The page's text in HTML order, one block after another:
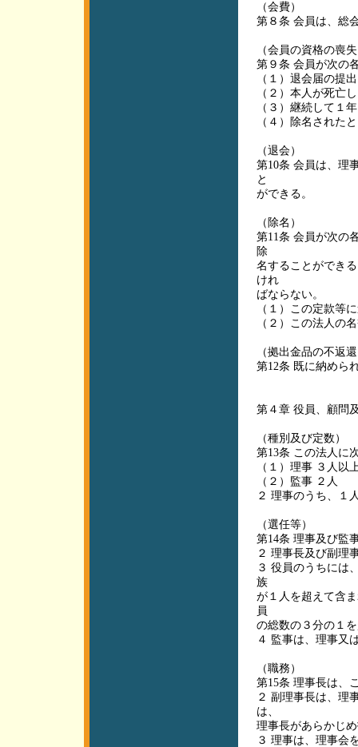
（会費）
第８条 会員は、総
（会員の資格の喪
第９条 会員が次の
（１）退会届の提
（２）本人が死亡
（３）継続して１
（４）除名された
（退会）
第10条 会員は、理
と
ができる。
（除名）
第11条 会員が次の
除
名することができ
けれ
ばならない。
（１）この定款等
（２）この法人の
（拠出金品の不返
第12条 既に納めら
第４章 役員、顧問
（種別及び定数）
第13条 この法人に
（１）理事 ３人以
（２）監事 ２人
２ 理事のうち、１
（選任等）
第14条 理事及び監
２ 理事長及び副理
３ 役員のうちには
族
が１人を超えて含
員
の総数の３分の１
４ 監事は、理事又
（職務）
第15条 理事長は、
２ 副理事長は、理
は、
理事長があらかじ
３ 理事は、理事会